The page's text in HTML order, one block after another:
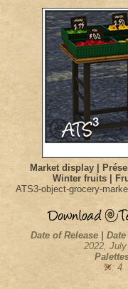
Market display |
Winter fruits |
ATS3-object-grocery-
Date of Release |
2022,
: 4